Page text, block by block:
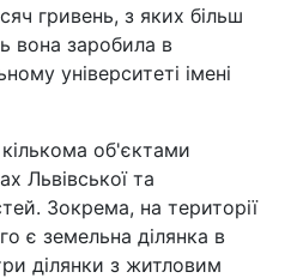
гривень, з яких більш
вона заробила в
університеті імені
об'єктами
Львівської та
Зокрема, на території
є земельна ділянка в
ділянки з житловим